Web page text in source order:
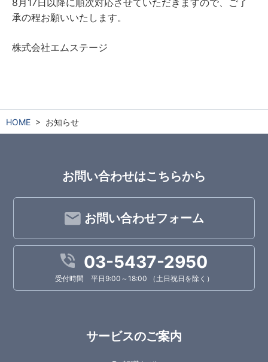
8月17日以降に順次対応させていただきますので、ご了
承の程お願いいたします。
株式会社エムステージ
HOME お知らせ
お問い合わせはこちらから
お問い合わせフォーム
03-5437-2950
受付時間 平日9:00～18:00 （土日祝日を除く）
サービスのご案内